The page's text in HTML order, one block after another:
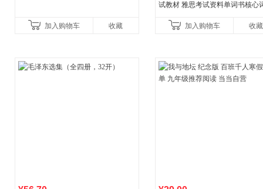
加入购物车 收藏
试教材 雅思考试资料单词书核心
加入购物车
收藏